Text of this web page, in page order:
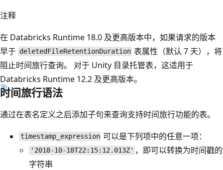
注释
在 Databricks Runtime 18.0 及更高版本中，如果请求的版本
早于 deletedFileRetentionDuration 表属性（默认 7 天），将
阻止时间旅行查询。 对于 Unity 目录托管表，这适用于
Databricks Runtime 12.2 及更高版本。
时间旅行语法
通过在表名定义之后添加子句来查询支持时间旅行功能的表。
timestamp_expression 可以是下列项中的任意一项：
'2018-10-18T22:15:12.013Z' ，即可以转换为时间戳的
字符串